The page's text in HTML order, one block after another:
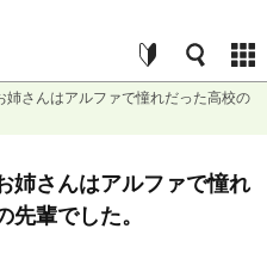
姉さんはアルファで憧れだった高校の
姉さんはアルファで憧れ
先輩でした。